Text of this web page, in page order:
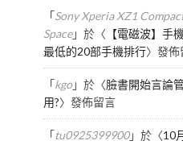
「Sony Xperia XZ1
Space」於〈 【電磁波】手
最低的20部手機排行〉發佈
「kgo」於〈臉書開始言論
用?〉發佈留言
「tu0925399900」於〈10